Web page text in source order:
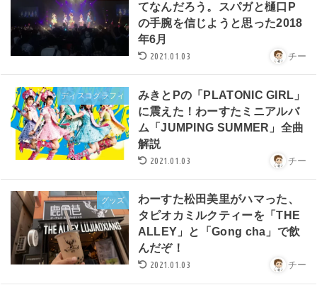
てなんだろう。スパガと樋口P
の手腕を信じようと思った2018
年6月
2021.01.03 チー
ディスコグラフィ
みきとPの「PLATONIC GIRL」
に震えた！わーすたミニアルバ
ム「JUMPING SUMMER」全曲
解説
2021.01.03 チー
グッズ
わーすた松田美里がハマった、
タピオカミルクティーを「THE
ALLEY」と「Gong cha」で飲
んだぞ！
2021.01.03 チー